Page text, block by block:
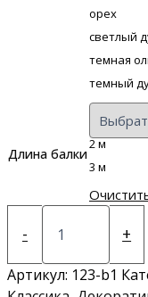
орех
светлый
темная
темный
Длина балки
2 м
3 м
-
Количество
из
полиуретана
+
Артикул: 123-b1